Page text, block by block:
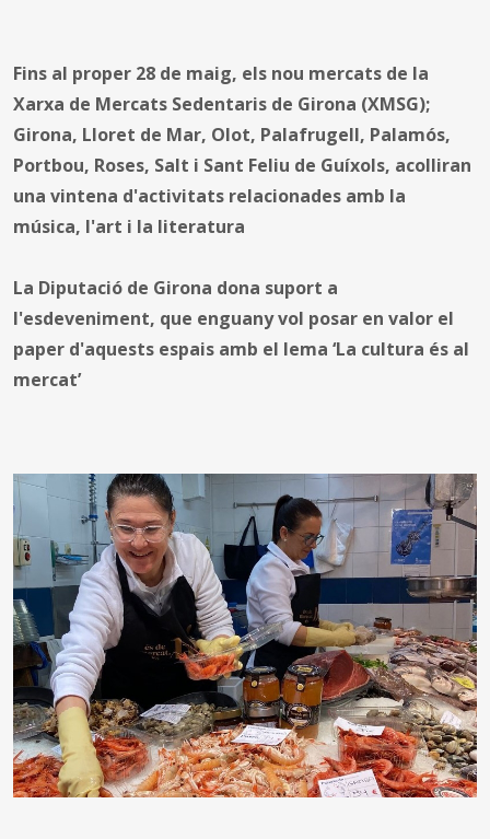
Fins al proper 28 de maig, els nou mercats de la
Xarxa de Mercats Sedentaris de Girona (XMSG);
Girona, Lloret de Mar, Olot, Palafrugell, Palamós,
Portbou, Roses, Salt i Sant Feliu de Guíxols, acolliran
una vintena d'activitats relacionades amb la
música, l'art i la literatura
La Diputació de Girona dona suport a
l'esdeveniment, que enguany vol posar en valor el
paper d'aquests espais amb el lema ‘La cultura és al
mercat’